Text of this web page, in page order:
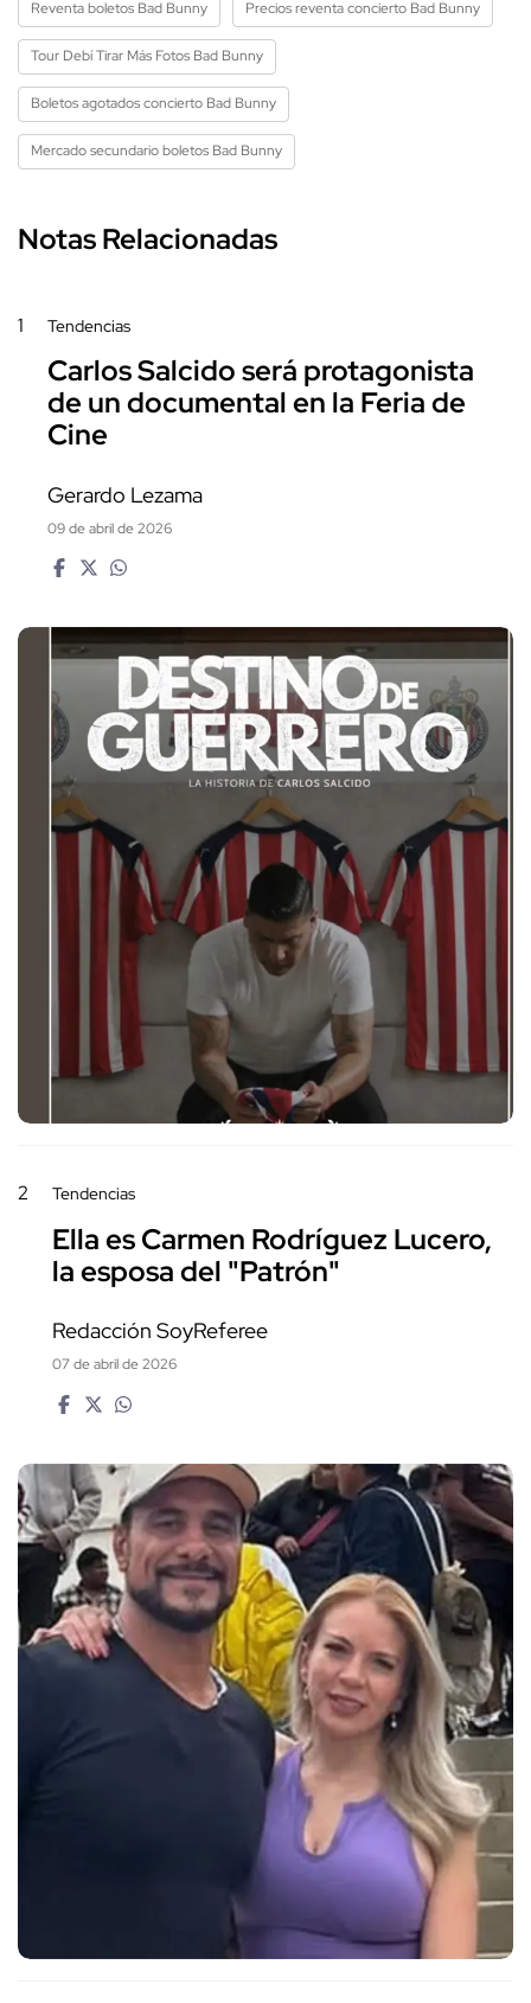
Reventa boletos Bad Bunny Precios reventa concierto Bad Bunny
Tour Debí Tirar Más Fotos Bad Bunny
Boletos agotados concierto Bad Bunny
Mercado secundario boletos Bad Bunny
Notas Relacionadas
1 Tendencias
Carlos Salcido será protagonista
de un documental en la Feria de
Cine
Gerardo Lezama
09 de abril de 2026
2 Tendencias
Ella es Carmen Rodríguez Lucero,
la esposa del "Patrón"
Redacción SoyReferee
07 de abril de 2026